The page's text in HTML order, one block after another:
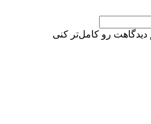
دیدگاهت رو کامل‌تر کنی